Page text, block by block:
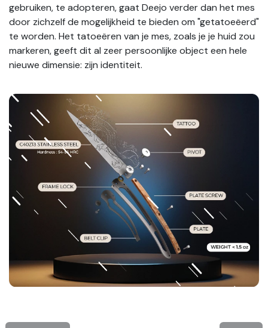
gebruiken, te adopteren, gaat Deejo verder dan het mes
door zichzelf de mogelijkheid te bieden om "getatoeëerd"
te worden. Het tatoeëren van je mes, zoals je je huid zou
markeren, geeft dit al zeer persoonlijke object een hele
nieuwe dimensie: zijn identiteit.